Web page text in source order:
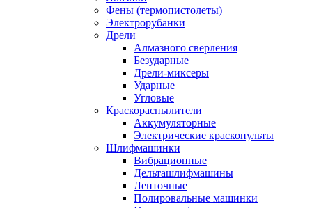
Фены (термопистолеты)
Электрорубанки
Дрели
Алмазного сверления
Безударные
Дрели-миксеры
Ударные
Угловые
Краскораспылители
Аккумуляторные
Электрические краскопульты
Шлифмашинки
Вибрационные
Дельташлифмашины
Ленточные
Полировальные машинки